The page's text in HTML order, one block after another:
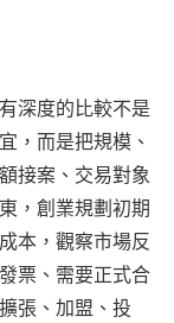
深度的比較不是
，而是把規模、
接案、交易對象
，創業規劃初期
本，觀察市場反
票、需要正式合
張、加盟、投